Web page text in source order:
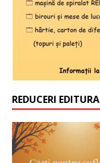
REDUCERI EDITURA